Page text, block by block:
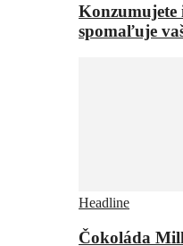
Konzumujete
spomaľuje
Headline
Čokoláda